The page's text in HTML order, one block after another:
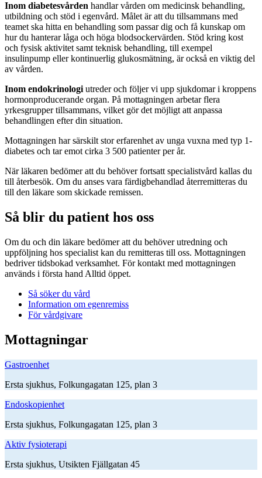
Inom diabetesvården handlar vården om medicinsk behandling,
utbildning och stöd i egenvård. Målet är att du tillsammans med
teamet ska hitta en behandling som passar dig och få kunskap om
hur du hanterar låga och höga blodsockervärden. Stöd kring kost
och fysisk aktivitet samt teknisk behandling, till exempel
insulinpump eller kontinuerlig glukosmätning, är också en viktig del
av vården.
Inom endokrinologi utreder och följer vi upp sjukdomar i kroppens
hormonproducerande organ. På mottagningen arbetar flera
yrkesgrupper tillsammans, vilket gör det möjligt att anpassa
behandlingen efter din situation.
Mottagningen har särskilt stor erfarenhet av unga vuxna med typ 1-
diabetes och tar emot cirka 3 500 patienter per år.
När läkaren bedömer att du behöver fortsatt specialistvård kallas du
till återbesök. Om du anses vara färdigbehandlad återremitteras du
till den läkare som skickade remissen.
Så blir du patient hos oss
Om du och din läkare bedömer att du behöver utredning och
uppföljning hos specialist kan du remitteras till oss. Mottagningen
bedriver tidsbokad verksamhet. För kontakt med mottagningen
används i första hand Alltid öppet.
Så söker du vård
Information om egenremiss
För vårdgivare
Mottagningar
Gastroenhet
Ersta sjukhus, Folkungagatan 125, plan 3
Endoskopienhet
Ersta sjukhus, Folkungagatan 125, plan 3
Aktiv fysioterapi
Ersta sjukhus, Utsikten Fjällgatan 45